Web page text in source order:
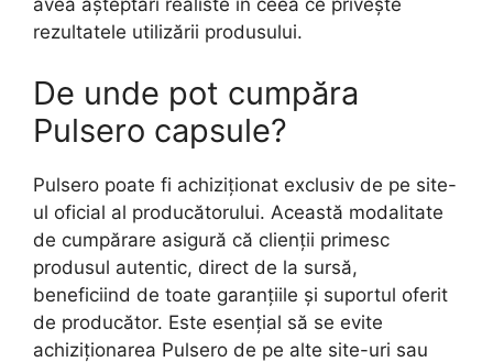
avea așteptări realiste în ceea ce privește
rezultatele utilizării produsului.
De unde pot cumpăra
Pulsero capsule?
Pulsero poate fi achiziționat exclusiv de pe site-
ul oficial al producătorului. Această modalitate
de cumpărare asigură că clienții primesc
produsul autentic, direct de la sursă,
beneficiind de toate garanțiile și suportul oferit
de producător. Este esențial să se evite
achiziționarea Pulsero de pe alte site-uri sau